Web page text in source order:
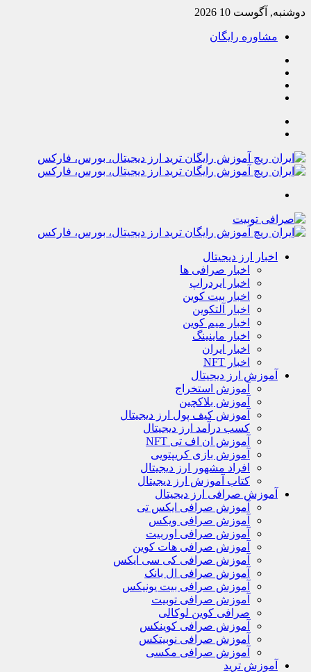
دوشنبه, آگوست 10 2026
مشاوره رایگان
اخبار ارز دیجیتال
اخبار صرافی ها
اخبار ایردراپ
اخبار بیت کوین
اخبار آلتکوین
اخبار میم کوین
اخبار ماینینگ
اخبار ایران
اخبار NFT
آموزش ارز دیجیتال
آموزش استخراج
آموزش بلاکچین
آموزش کیف پول ارز دیجیتال
کسب درآمد ارز دیجیتال
آموزش ان اف تی NFT
آموزش بازی کریپتویی
افراد مشهور ارز دیجیتال
کتاب آموزش ارز دیجیتال
آموزش صرافی ارز دیجیتال
آموزش صرافی ایکس تی
آموزش صرافی ویکس
آموزش صرافی اوربیت
آموزش صرافی هات کوین
آموزش صرافی کی سی ایکس
آموزش صرافی ال بانک
آموزش صرافی بیت یونیکس
آموزش صرافی توبیت
صرافی کوین لوکالی
آموزش صرافی کوینکس
آموزش صرافی نوبیتکس
آموزش صرافی مکسی
آموزش ترید